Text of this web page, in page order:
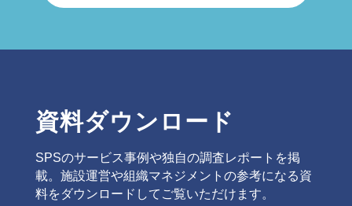
資料ダウンロード
SPSのサービス事例や独自の調査レポートを掲
載。施設運営や組織マネジメントの参考になる資
料をダウンロードしてご覧いただけます。